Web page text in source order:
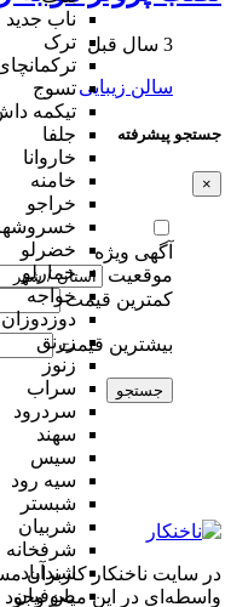
ناب جدید
ترک
تسوج
تیکمه
جلفا
خاروانا
خامنه
خراجو
خضرلو
خمارلو
خواجه
دوزدوزان
زرنق
زنوز
سراب
سردرود
سهند
سیس
سیه رود
شبستر
شربیان
شرفخانه
شندآباد
صوفیان
3 سال قبل
سالن زیبایی
جستجو پیشرفته
×
آگهی ویژه
موقعیت
کمترین قیمت
بیشترین قیمت
جستجو
در سایت ناخنکار کاربران
واسطه‌ای در این میان وجود